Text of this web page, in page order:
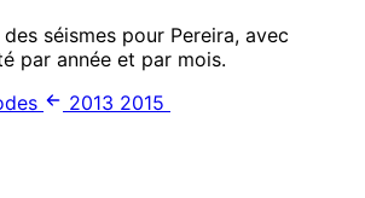
séismes pour Pereira, avec
par année et par mois.
2013 2015